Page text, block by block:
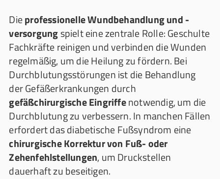
Dieprofessionelle Wundbehandlung und -
versorgungspielt eine zentrale Rolle: Geschulte
Fachkräfte reinigen und verbinden die Wunden
regelmäßig, um die Heilung zu fördern. Bei
Durchblutungsstörungen ist die Behandlung
der Gefäßerkrankungen durch
gefäßchirurgische Eingriffenotwendig, um die
Durchblutung zu verbessern. In manchen Fällen
erfordert das diabetische Fußsyndrom eine
chirurgische Korrektur von Fuß- oder
Zehenfehlstellungen, um Druckstellen
dauerhaft zu beseitigen.